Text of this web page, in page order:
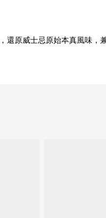
還原威士忌原始本真風味，